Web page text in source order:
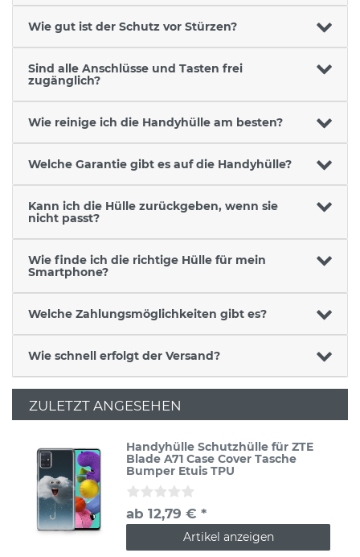
Wie gut ist der Schutz vor Stürzen?
Sind alle Anschlüsse und Tasten frei
zugänglich?
Wie reinige ich die Handyhülle am besten?
Welche Garantie gibt es auf die Handyhülle?
Kann ich die Hülle zurückgeben, wenn sie
nicht passt?
Wie finde ich die richtige Hülle für mein
Smartphone?
Welche Zahlungsmöglichkeiten gibt es?
Wie schnell erfolgt der Versand?
ZULETZT ANGESEHEN
Handyhülle Schutzhülle für ZTE
Blade A71 Case Cover Tasche
Bumper Etuis TPU
ab 12,79 € *
Artikel anzeigen